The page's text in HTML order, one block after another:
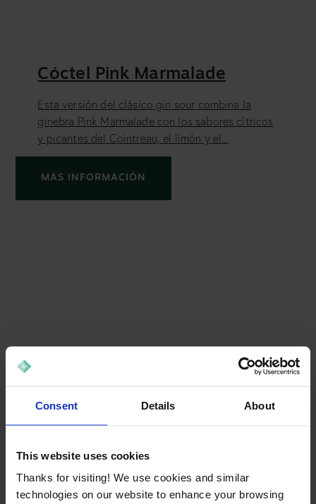
Consent Details About
This website uses cookies
Thanks for visiting! We use cookies and similar
technologies on our website to enhance your browsing
Cóctel Pink Marmalade
Esta versión del clásico gin sour combina la
ginebra Pink Marmalade con los sabores cítricos
y picantes del Cointreau, el limón y el...
MÁS INFORMACIÓN
¿Qué es un Bloody Mary cargado? Mejora tus
Bloody Mary cargado que promete una...
MÁS INFORMACIÓN